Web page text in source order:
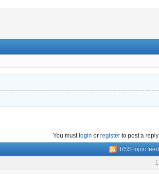
You must login or register to post a reply
RSS topic feed
1